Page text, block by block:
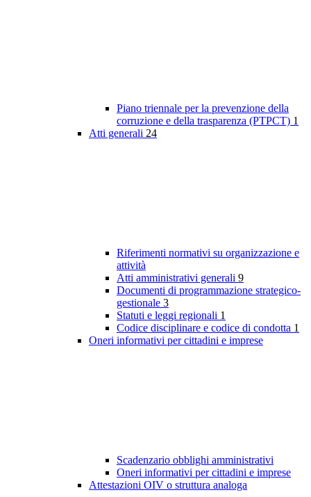
Piano triennale per la prevenzione della
corruzione e della trasparenza (PTPCT) 1
Atti generali 24
Riferimenti normativi su organizzazione e
attività
Atti amministrativi generali 9
Documenti di programmazione strategico-
gestionale 3
Statuti e leggi regionali 1
Codice disciplinare e codice di condotta 1
Oneri informativi per cittadini e imprese
Scadenzario obblighi amministrativi
Oneri informativi per cittadini e imprese
Attestazioni OIV o struttura analoga